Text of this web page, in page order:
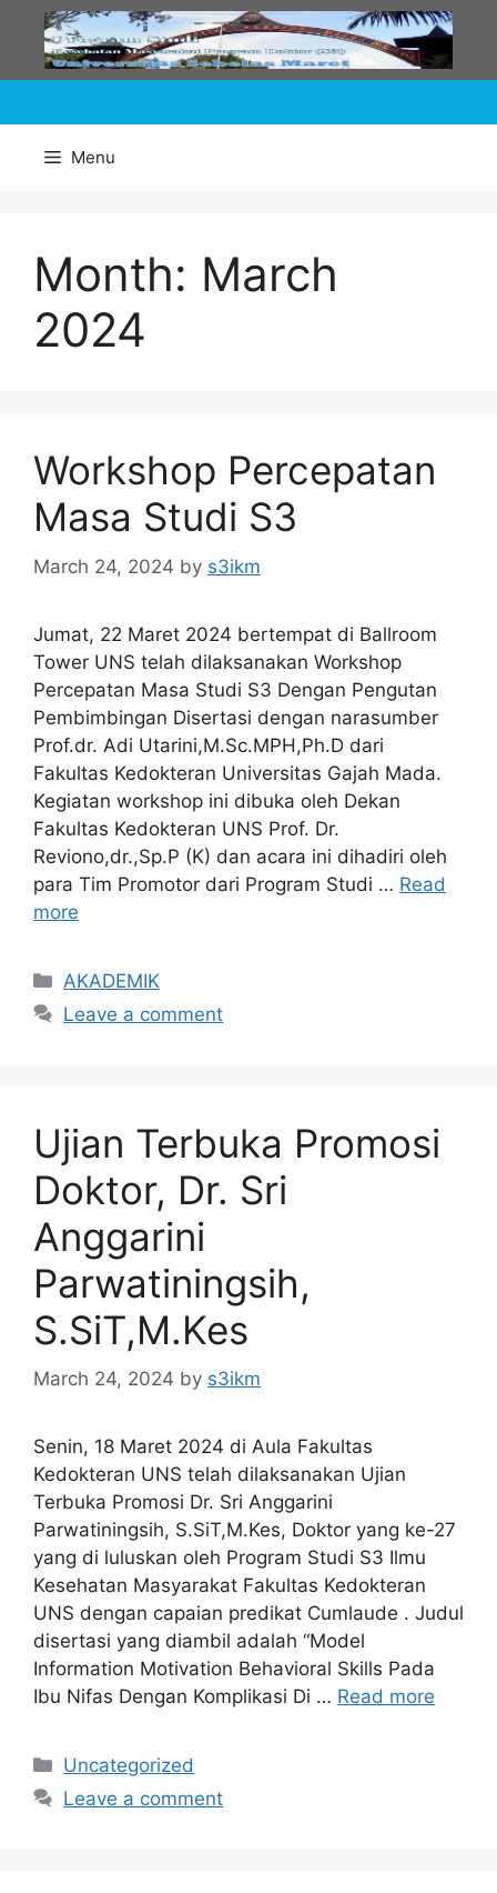
content
Menu
Month: March
2024
Workshop Percepatan
Masa Studi S3
March 24, 2024 by s3ikm
Jumat, 22 Maret 2024 bertempat di Ballroom
Tower UNS telah dilaksanakan Workshop
Percepatan Masa Studi S3 Dengan Pengutan
Pembimbingan Disertasi dengan narasumber
Prof.dr. Adi Utarini,M.Sc.MPH,Ph.D dari
Fakultas Kedokteran Universitas Gajah Mada.
Kegiatan workshop ini dibuka oleh Dekan
Fakultas Kedokteran UNS Prof. Dr.
Reviono,dr.,Sp.P (K) dan acara ini dihadiri oleh
para Tim Promotor dari Program Studi … Read
more
Categories
AKADEMIK
Leave a comment
Ujian Terbuka Promosi
Doktor, Dr. Sri
Anggarini
Parwatiningsih,
S.SiT,M.Kes
March 24, 2024 by s3ikm
Senin, 18 Maret 2024 di Aula Fakultas
Kedokteran UNS telah dilaksanakan Ujian
Terbuka Promosi Dr. Sri Anggarini
Parwatiningsih, S.SiT,M.Kes, Doktor yang ke-27
yang di luluskan oleh Program Studi S3 Ilmu
Kesehatan Masyarakat Fakultas Kedokteran
UNS dengan capaian predikat Cumlaude . Judul
disertasi yang diambil adalah “Model
Information Motivation Behavioral Skills Pada
Ibu Nifas Dengan Komplikasi Di … Read more
Categories
Uncategorized
Leave a comment